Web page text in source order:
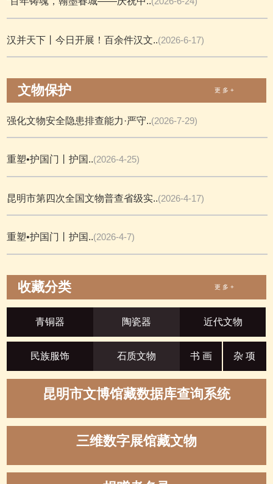
汉并天下丨今日开展！百余件汉文..(2026-6-17)
文物保护 更 多 +
强化文物安全隐患排查能力·严守..(2026-7-29)
重塑•护国门丨护国..(2026-4-25)
昆明市第四次全国文物普查省级实..(2026-4-17)
重塑•护国门丨护国..(2026-4-7)
收藏分类 更 多 +
青铜器 陶瓷器 近代文物
民族服饰 石质文物 书 画 杂 项
昆明市文博馆藏数据库查询系统
三维数字展馆藏文物